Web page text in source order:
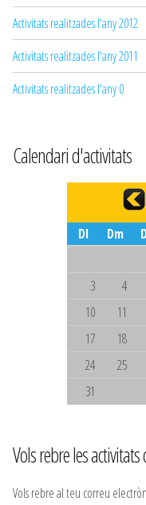
Activitats realitzades l'any 2012
Activitats realitzades l'any 2011
Activitats realitzades l'any 0
Calendari d'activitats
Dl
Dm
3
4
10
11
17
18
24
25
31
Vols rebre les
Vols rebre al teu correu